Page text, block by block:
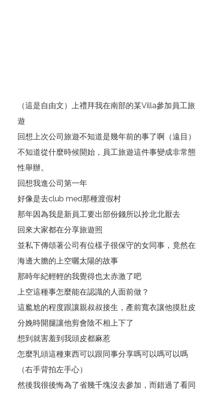
（這是自由文）上禮拜我在南部的某Villa參加員工旅
遊
回想上次公司旅遊不知道是幾年前的事了啊（遠目）
不知道從什麼時候開始，員工旅遊這件事變成非常態
性舉辦。
回想我進公司第一年
好像是去club med那種渡假村
那年因為我是新員工要出部份錢所以拎北北厭去
回來大家都在分享旅遊照
並私下傳頌著公司有位樣子很保守的女同事，竟然在
海邊大膽的上空曬太陽的故事
那時年紀輕輕的我覺得也太赤激了吧
上空這種事怎麼能在認識的人面前做？
這尷尬的程度跟讓親叔叔接生，產前寬衣讓他摸肚皮
分娩時開腿讓他剪會陰不相上下了
想到就害羞到我頭皮都麻惹
怎麼乳頭這種東西可以跟同事分享嗎可以嗎可以嗎
（右手背拍左手心）
然後我很後悔為了省幾千塊沒去參加，而錯過了看同